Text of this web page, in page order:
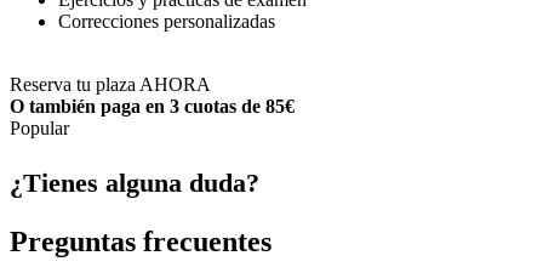
Correcciones personalizadas
Reserva tu plaza AHORA
O también paga en 3 cuotas de 85€
Popular
¿Tienes alguna duda?
Preguntas frecuentes